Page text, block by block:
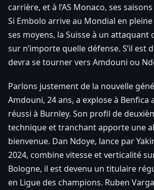
carrière, et à l’AS Monaco, ses
Si Embolo arrive au Mondial en
ses moyens, la Suisse à un attaquant
sur n’importe quelle défense. S’il est
devra se tourner vers Amdouni ou
Parlons justement de la nouvelle
Amdouni, 24 ans, a explose à Benfica
réussi à Burnley. Son profil de
technique et tranchant apporte une
bienvenue. Dan Ndoye, lance par
2024, combine vitesse et verticalité
Bologne, il est devenu un titulaire
en Ligue des champions. Ruben